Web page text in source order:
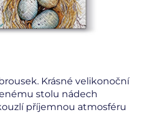
Krásné velikonoční
stolu nádech
příjemnou atmosféru